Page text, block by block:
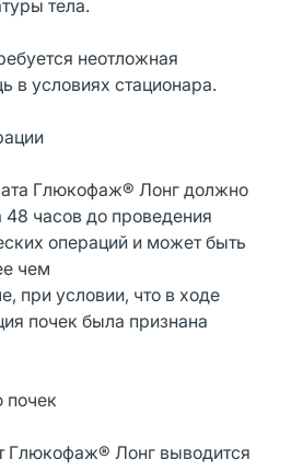
тела.
неотложная
в условиях стационара.
Глюкофаж® Лонг должно
часов до проведения
операций и может быть
чем
при условии, что в ходе
почек была признана
почек
Глюкофаж® Лонг выводится